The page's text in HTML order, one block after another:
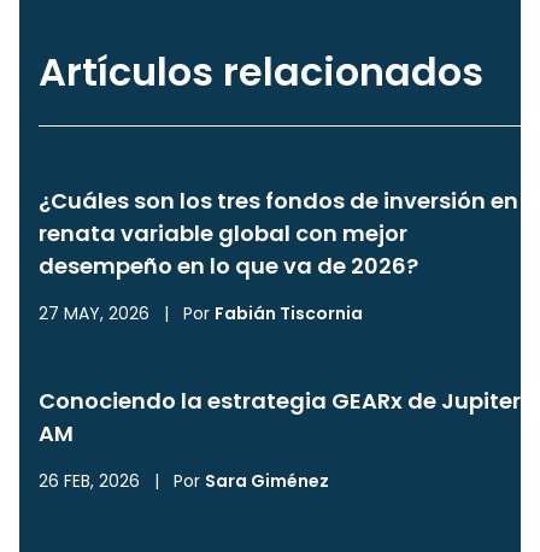
Artículos relacionados
¿Cuáles son los tres fondos de inversión en
renata variable global con mejor
desempeño en lo que va de 2026?
27 MAY, 2026 | Por Fabián Tiscornia
Conociendo la estrategia GEARx de Jupiter
AM
26 FEB, 2026 | Por Sara Giménez